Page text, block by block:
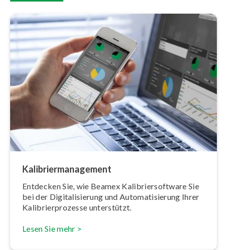
Ka­li­brier­ma­nage­ment
Entdecken Sie, wie Beamex Ka­li­brier­soft­ware Sie
bei der Di­gi­ta­li­sie­rung und Au­to­ma­ti­sie­rung Ihrer
Ka­li­brier­pro­zes­se unterstützt.
Lesen Sie mehr >